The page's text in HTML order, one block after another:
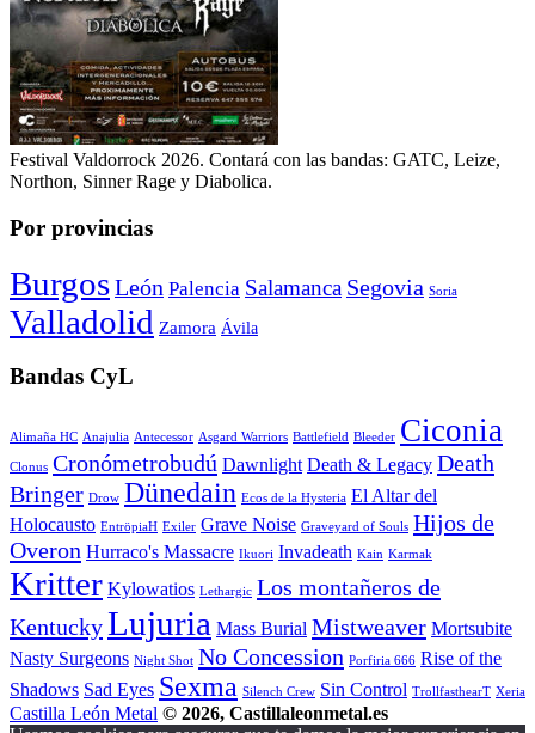
Festival Valdorrock 2026. Contará con las bandas: GATC, Leize,
Northon, Sinner Rage y Diabolica.
Por provincias
BurgosLeón Palencia Salamanca Segovia Soria
Valladolid Zamora Ávila
Bandas CyL
Alimaña HC Anajulia Antecessor Asgard Warriors Battlefield Bleeder Ciconia
Clonus Cronómetrobudú Dawnlight Death & Legacy Death
Bringer Drow Dünedain Ecos de la Hysteria El Altar del
Holocausto EntröpiaH Exiler Grave Noise Graveyard of Souls Hijos de
Overon Hurraco's Massacre Ikuori Invadeath Kain Karmak
Kritter Kylowatios Lethargic Los montañeros de
KentuckyLujuria Mass Burial Mistweaver Mortsubite
Nasty Surgeons Night Shot No Concession Porfiria 666 Rise of the
Shadows Sad Eyes Sexma Silench Crew Sin Control TrollfasthearT Xeria
Castilla León Metal © 2026, Castillaleonmetal.es